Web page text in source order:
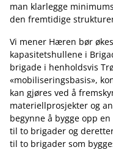
man klarlegge
den fremtidige
Vi mener Hæren bør
kapasitetshullene i
brigade i henholdsvis
«mobiliseringsbasis»,
kan gjøres ved å
materiellprosjekter og
begynne å bygge opp
til to brigader og
til to brigader som